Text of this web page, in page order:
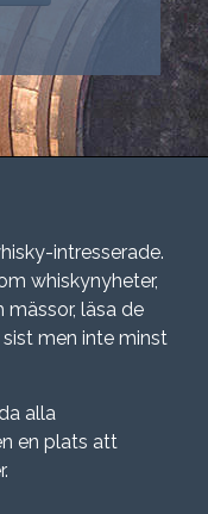
intresserade.
whiskynyheter,
läsa de
men inte minst
alla
en plats att